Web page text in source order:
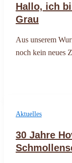
Hallo, ich
Grau
Aus unserem
noch kein neues
Aktuelles
30 Jahre